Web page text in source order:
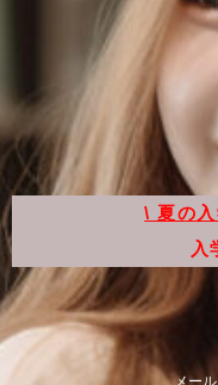
\ 夏の
入
メー